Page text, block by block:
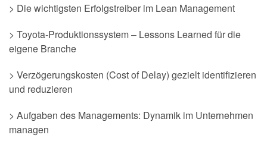
> Die wichtigsten Erfolgstreiber im Lean Management
> Toyota-Produktionssystem – Lessons Learned für die
eigene Branche
> Verzögerungskosten (Cost of Delay) gezielt identifizieren
und reduzieren
> Aufgaben des Managements: Dynamik im Unternehmen
managen